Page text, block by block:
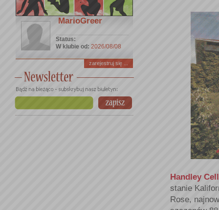
MarioGreer
Status:
W klubie od: 2026/08/08
zarejestruj się ...
Handley
stanie
Rose,